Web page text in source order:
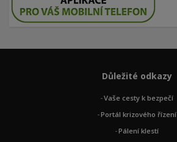
Důležité odkazy
Vaše cesty k bezpečí
Portál krizového řízení
Pálení klestí